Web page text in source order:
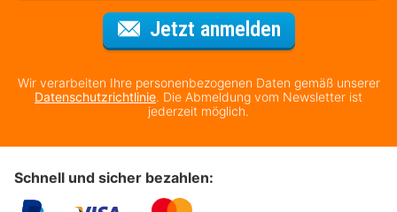
Jetzt anmeldenFür den
Wir verarbeiten Ihre personenbezogenen Daten gemäß unserer
Datenschutzrichtlinie. Die Abmeldung vom Newsletter ist
jederzeit möglich.
Schnell und sicher bezahlen: